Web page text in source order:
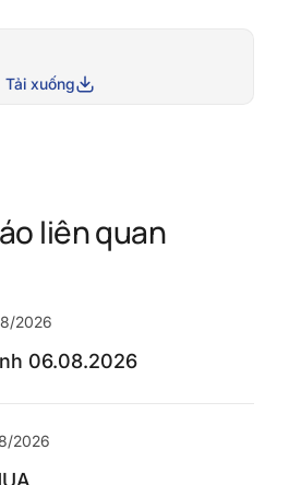
Tải xuống
liên quan
2026
06.08.2026
2026